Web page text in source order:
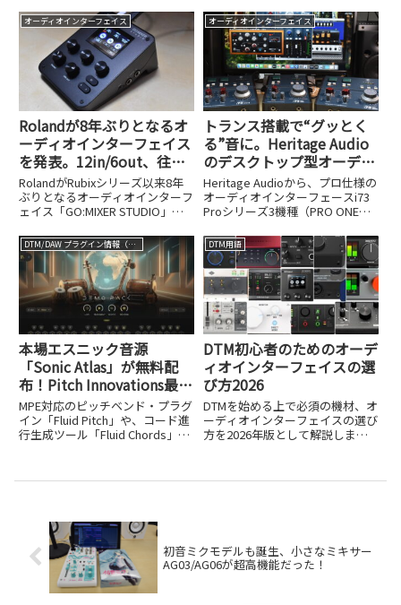
の元Rolandの社員たちが集まっ
て2013年に設立したメーカー
で、プロ向けのステージピアノか
ら家庭用のホーム...
方もいると思いますが、やはり客
観的にミキシングを把握したり、
ヘッドホンでは判断が難しい低域
の処理などを考えると、モニタ
ー...
オーディオインターフェイス
Rolandが8年ぶりとなるオ
ーディオインターフェイス
を発表。12in/6out、往年
の名機をモデリングしたエ
フェクトが魅力の
GO:MIXER STUDIO
RolandがRubixシリーズ以来8年
ぶりとなるオーディオインターフ
ェイス「GO:MIXER STUDIO」を
た。12in/6out対応や名機モデリ
ングエフェクトの魅力を解説しま
す。
オーディオインターフェイス
トランス搭載で“グッとく
る”音に。Heritage Audio
のデスクトップ型オーディ
オインターフェイス、i73
Proシリーズ3機種が発売
Heritage Audioから、プロ仕様の
オーディオインターフェースi73
Proシリーズ3機種（PRO ONE：
106,700円、PRO 2：同163,900
円、PRO EDGE：同247,500円）
が新たに登...
DTM/DAW プラグイン情報（VST AU AAX）
本場エスニック音源
「Sonic Atlas」が無料配
布！Pitch Innovations最大
70％オフのブラックフライ
デーセールも開催中
MPE対応のピッチベンド・プラグ
イン「Fluid Pitch」や、コード進
行生成ツール「Fluid Chords」な
ションでも度々紹介してきたイン
DTM用語
DTM初心者のためのオーデ
ィオインターフェイスの選
び方2026
DTMを始める上で必須の機材、オ
ーディオインターフェイスの選び
方を2026年版として解説しま
初音ミクモデルも誕生、小さなミキサー
AG03/AG06が超高機能だった！